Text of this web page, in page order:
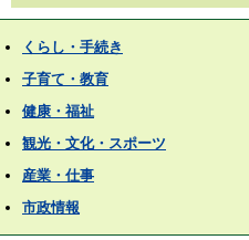
くらし・手続き
子育て・教育
健康・福祉
観光・文化・スポーツ
産業・仕事
市政情報